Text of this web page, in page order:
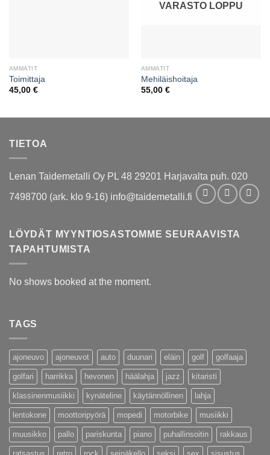
AMMATIT
Toimittaja
45,00 €
VARASTO LOPPU
AMMATIT
Mehiläishoitaja
55,00 €
TIETOA
Lenan Taidemetalli Oy PL 48 29201 Harjavalta puh. 020
7498700 (ark. klo 9-16) info@taidemetalli.fi
LÖYDÄT MYYNTIOSASTOMME SEURAAVISTA
TAPAHTUMISTA
No shows booked at the moment.
TAGS
ajoneuvo ajoneuvot auto duunari eläin golf golfaaja
golfari harrikka hevonen häälahja jazz kitaristi
klassinenmusiikki kynäteline käytännöllinen lahja
lentokone moottoripyörä mopedi motorbike musiikki
muusikko pallo pariskunta piano puhallinsoitin rakkaus